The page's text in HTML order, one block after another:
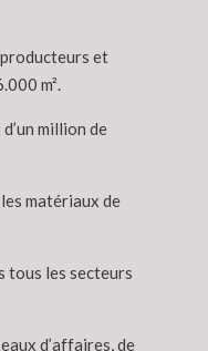
et
m².
million de
matériaux de
tous les secteurs
d’affaires, de